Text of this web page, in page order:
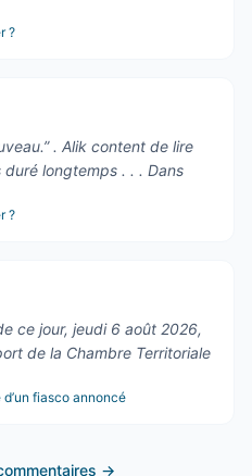
?
. Alik content de lire
duré longtemps . . . Dans
?
ce jour, jeudi 6 août 2026,
de la Chambre Territoriale
fiasco annoncé
→